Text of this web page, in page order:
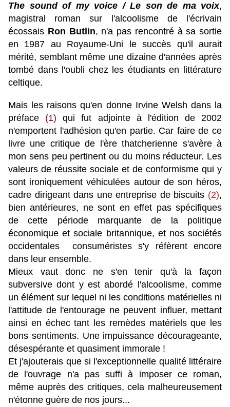
The sound of my voice / Le son de ma voix,
magistral roman sur l'alcoolisme de l'écrivain
écossais Ron Butlin, n'a pas rencontré à sa sortie
en 1987 au Royaume-Uni le succès qu'il aurait
mérité, semblant même une dizaine d'années après
tombé dans l'oubli chez les étudiants en littérature
celtique.
Mais les raisons qu'en donne Irvine Welsh dans la
préface
(1) qui fut adjointe à l'édition de 2002
n'emportent l'adhésion qu'en partie. Car faire de ce
livre une critique de l'ère thatcherienne s'avère à
mon sens peu pertinent ou du moins réducteur. Les
valeurs de réussite sociale et de conformisme qui y
sont ironiquement véhiculées autour de son héros,
cadre dirigeant dans une entreprise de biscuits (2),
bien antérieures, ne sont en effet pas spécifiques
de cette période marquante de la politique
économique et sociale britannique, et nos sociétés
occidentales consuméristes s'y réfèrent encore
dans leur ensemble.
Mieux vaut donc ne s'en tenir qu'à la façon
subversive dont y est abordé l'alcoolisme, comme
un élément sur lequel ni les conditions matérielles ni
l'attitude de l'entourage ne peuvent influer, mettant
ainsi en échec tant les remèdes matériels que les
bons sentiments. Une impuissance décourageante,
désespérante et quasiment immorale !
Et j'ajouterais que si l'exceptionnelle qualité littéraire
de l'ouvrage n'a pas suffi à imposer ce roman,
même auprès des critiques, cela malheureusement
n'étonne guère de nos jours...